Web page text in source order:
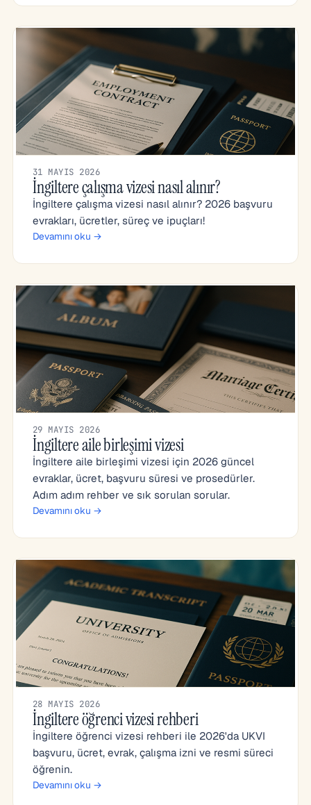
31 MAYIS 2026
İngiltere çalışma vizesi nasıl alınır?
İngiltere çalışma vizesi nasıl alınır? 2026 başvuru
evrakları, ücretler, süreç ve ipuçları!
Devamını oku →
29 MAYIS 2026
İngiltere aile birleşimi vizesi
İngiltere aile birleşimi vizesi için 2026 güncel
evraklar, ücret, başvuru süresi ve prosedürler.
Adım adım rehber ve sık sorulan sorular.
Devamını oku →
28 MAYIS 2026
İngiltere öğrenci vizesi rehberi
İngiltere öğrenci vizesi rehberi ile 2026'da UKVI
başvuru, ücret, evrak, çalışma izni ve resmi süreci
öğrenin.
Devamını oku →